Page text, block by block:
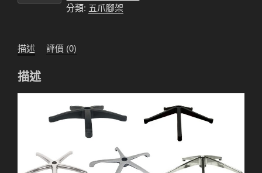
五
爪
腳
架
分類: 五爪腳架
描述 評價 (0)
描述